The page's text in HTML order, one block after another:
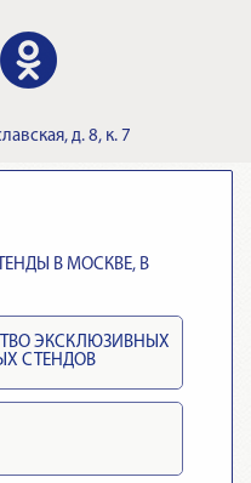
д. 8, к. 7
В МОСКВЕ, В
ЭКСКЛЮЗИВНЫХ
СТЕНДОВ